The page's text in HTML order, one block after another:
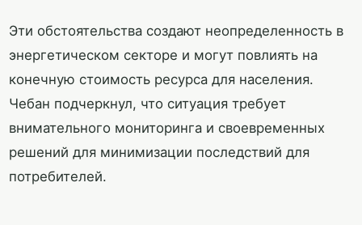
Эти обстоятельства создают неопределенность в
энергетическом секторе и могут повлиять на
конечную стоимость ресурса для населения.
Чебан подчеркнул, что ситуация требует
внимательного мониторинга и своевременных
решений для минимизации последствий для
потребителей.